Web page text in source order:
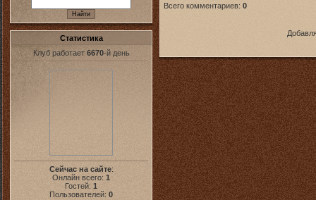
Статистика
Клуб работает 6670-й день
Сейчас на сайте:
Онлайн всего: 1
Гостей: 1
Пользователей: 0
Всего комментариев: 0